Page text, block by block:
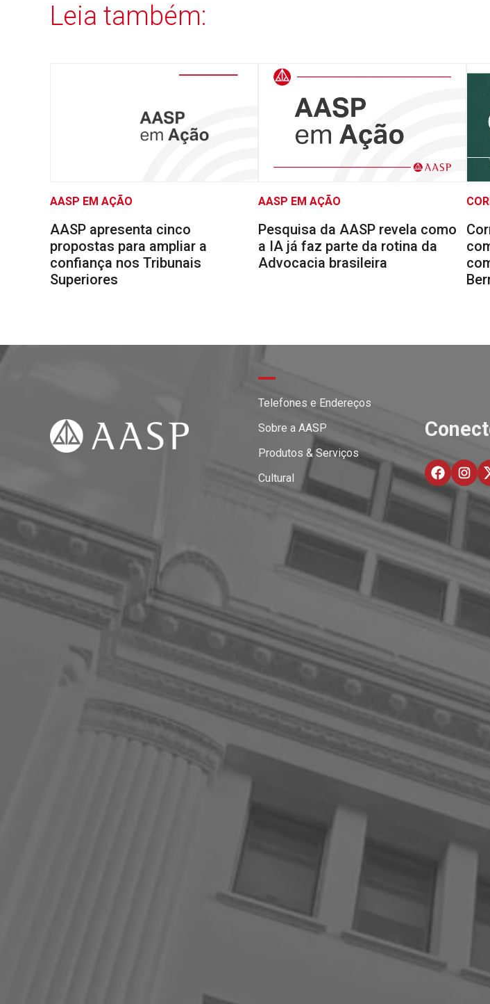
Leia também:
AASP EM AÇÃO
AASP apresenta cinco
propostas para ampliar a
confiança nos Tribunais
Superiores
AASP EM AÇÃO
Pesquisa da AASP revela como
a IA já faz parte da rotina da
Advocacia brasileira
Telefones e Endereços
Sobre a AASP
Produtos & Serviços
Cultural